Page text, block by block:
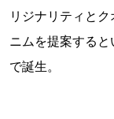
リジナリティと
ニムを提案する
で誕生。